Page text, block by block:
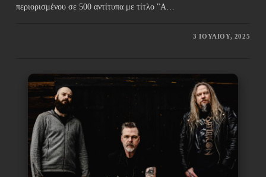
περιορισμένου σε 500 αντίτυπα με τίτλο "A…
3 ΙΟΥΛΊΟΥ, 2025